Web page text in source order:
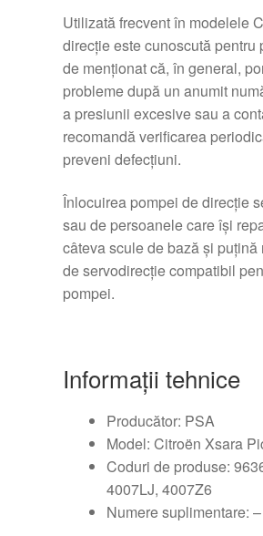
Utilizată frecvent în modelele
direcție este cunoscută
de menționat că, în general,
probleme după un anumit
a presiunii excesive sau a
recomandă verificarea
preveni defecțiuni.
Înlocuirea pompei de direcție
sau de persoanele care își
câteva scule de bază și
de servodirecție compatibil
pompei.
Informații tehnice
Producător: PSA
Model: Citroën Xsara
Coduri de produse:
4007LJ, 4007Z6
Numere suplimentare: –